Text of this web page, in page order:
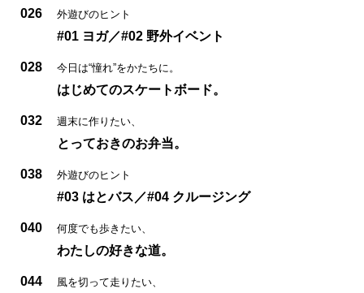
026 外遊びのヒント
#01 ヨガ／#02 野外イベント
028 今日は“憧れ”をかたちに。
はじめてのスケートボード。
032 週末に作りたい、
とっておきのお弁当。
038 外遊びのヒント
#03 はとバス／#04 クルージング
040 何度でも歩きたい、
わたしの好きな道。
044 風を切って走りたい、